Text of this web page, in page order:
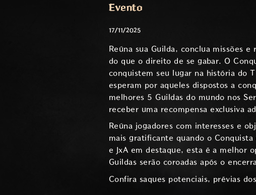
Evento
17/11/2025
Reúna sua Guilda, conclua missões
do que o direito de se gabar. O
conquistem seu lugar na história do
esperam por aqueles dispostos a
melhores 5 Guildas do mundo nos
receber uma recompensa exclusiva
Reúna jogadores com interesses e
mais gratificante quando o
e JxA em destaque, esta é a melhor
Guildas serão coroadas após o
Confira saques potenciais, prévias